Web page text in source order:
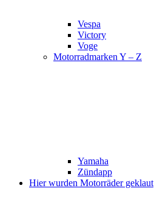
Vespa
Victory
Voge
Motorradmarken Y – Z
Yamaha
Zündapp
Hier wurden Motorräder geklaut